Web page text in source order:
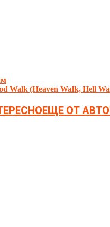
Walk (Heaven Walk, Hell
ЕЩЕ ОТ